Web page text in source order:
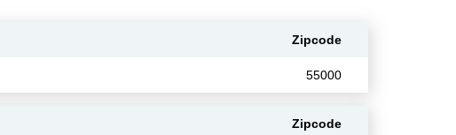
Zipcode
55000
Zipcode